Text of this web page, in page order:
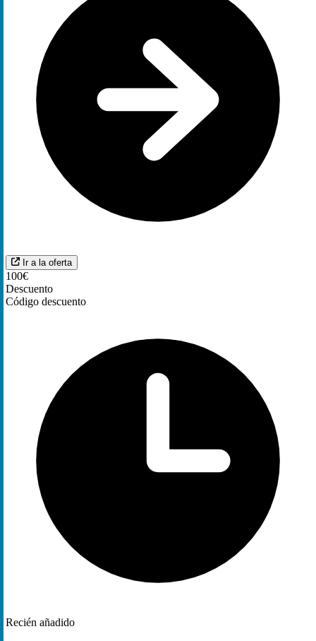
Ir a la oferta
100€
Descuento
Código descuento
Recién añadido